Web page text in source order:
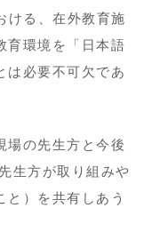
ける、在外教育施
育環境を「日本語
は必要不可欠であ
の先生方と今後
生方が取り組みや
と）を共有しあう